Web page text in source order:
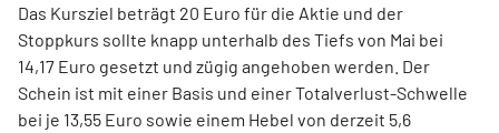
Das Kursziel beträgt 20 Euro für die Aktie und der
Stoppkurs sollte knapp unterhalb des Tiefs von Mai bei
14,17 Euro gesetzt und zügig angehoben werden. Der
Schein ist mit einer Basis und einer Totalverlust-Schwelle
bei je 13,55 Euro sowie einem Hebel von derzeit 5,6